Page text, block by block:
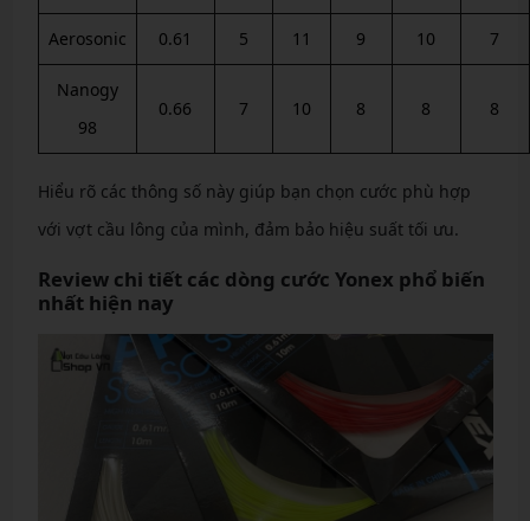
Aerosonic 0.61 5 11 9 10 7
Nanogy
98
0.66 7 10 8 8 8
Hiểu rõ các thông số này giúp bạn chọn cước phù hợp
với vợt cầu lông của mình, đảm bảo hiệu suất tối ưu.
Review chi tiết các dòng cước Yonex phổ biến
nhất hiện nay